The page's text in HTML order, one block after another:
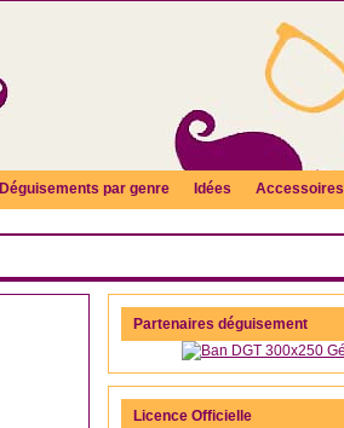
Déguisements par genre Idées Accessoires
Partenaires déguisement
Licence Officielle